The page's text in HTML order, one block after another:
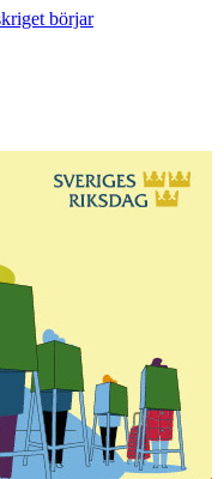
börjar